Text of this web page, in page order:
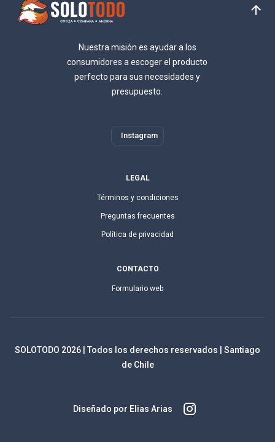
Nuestra misión es ayudar a los
consumidores a escoger el producto
perfecto para sus necesidades y
presupuesto.
Instagram
LEGAL
Términos y condiciones
Preguntas frecuentes
Política de privacidad
CONTACTO
Formulario web
SOLOTODO 2026 | Todos los derechos reservados | Santiago
de Chile
Diseñado por Elias Arias